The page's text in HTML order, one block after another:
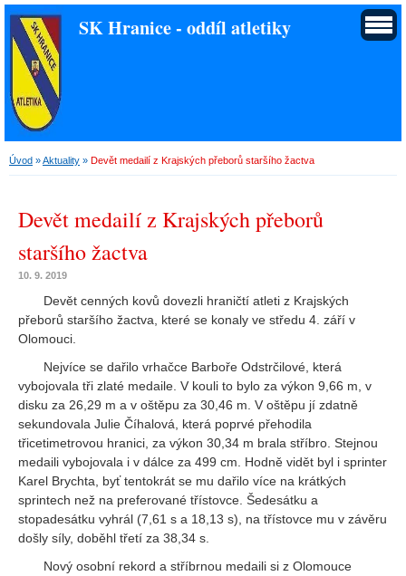
SK Hranice - oddíl atletiky
Úvod »Aktuality » Devět medailí z Krajských přeborů staršího žactva
Devět medailí z Krajských přeborů
staršího žactva
10. 9. 2019
Devět cenných kovů dovezli hraničtí atleti z Krajských
přeborů staršího žactva, které se konaly ve středu 4. září v
Olomouci.
Nejvíce se dařilo vrhačce Barboře Odstrčilové, která
vybojovala tři zlaté medaile. V kouli to bylo za výkon 9,66 m, v
disku za 26,29 m a v oštěpu za 30,46 m. V oštěpu jí zdatně
sekundovala Julie Číhalová, která poprvé přehodila
třicetimetrovou hranici, za výkon 30,34 m brala stříbro. Stejnou
medaili vybojovala i v dálce za 499 cm. Hodně vidět byl i sprinter
Karel Brychta, byť tentokrát se mu dařilo více na krátkých
sprintech než na preferované třístovce. Šedesátku a
stopadesátku vyhrál (7,61 s a 18,13 s), na třístovce mu v závěru
došly síly, doběhl třetí za 38,34 s.
Nový osobní rekord a stříbrnou medaili si z Olomouce